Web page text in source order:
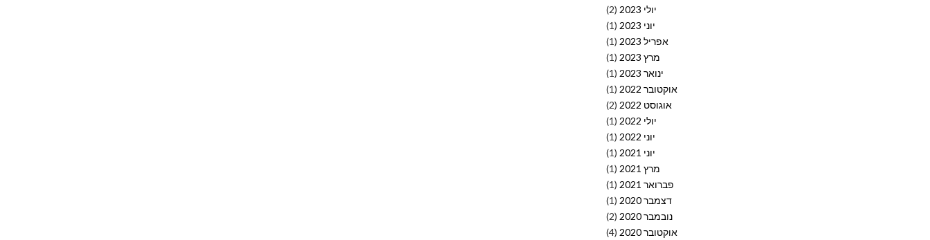
יולי 2023
(2)
יוני 2023
(1)
אפריל 2023
(1)
מרץ 2023
(1)
ינואר 2023
(1)
אוקטובר 2022
(1)
אוגוסט 2022
(2)
יולי 2022
(1)
יוני 2022
(1)
יוני 2021
(1)
מרץ 2021
(1)
פברואר 2021
(1)
דצמבר 2020
(1)
נובמבר 2020
(2)
אוקטובר 2020
(4)